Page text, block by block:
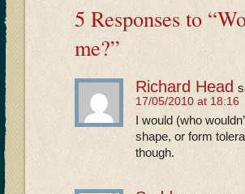
5 Responses to
me?”
Richard Head
17/05/2010 at 18:16
I would (who
shape, or form
though.